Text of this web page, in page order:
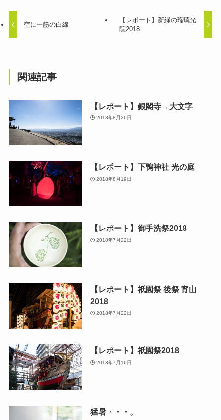
空に一筋の白線
【レポート】新緑の瑠璃光
院2018
関連記事
【レポート】銀閣寺→大文字
2018年8月26日
【レポート】下鴨神社 光の庭
2018年8月19日
【レポート】御手洗祭2018
2018年7月22日
【レポート】祇園祭 後祭 宵山
2018
2018年7月22日
【レポート】祇園祭2018
2018年7月16日
猛暑・・・。